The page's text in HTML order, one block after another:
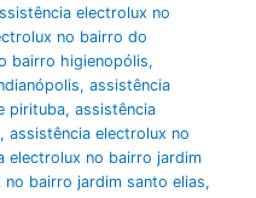
electrolux no
no bairro do
bairro higienopólis,
, assistência
pirituba, assistência
, assistência electrolux no
electrolux no bairro jardim
bairro jardim santo elias,